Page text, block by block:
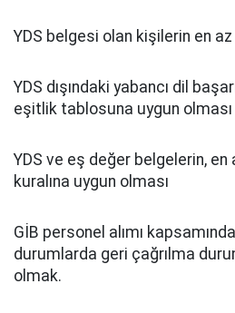
YDS belgesi olan kişilerin en az
YDS dışındaki yabancı dil
eşitlik tablosuna uygun olması
YDS ve eş değer belgelerin,
kuralına uygun olması
GİB personel alımı
durumlarda geri çağrılma
olmak.